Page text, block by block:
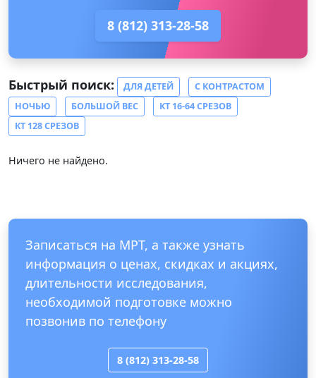
8 (812) 313-28-58
Быстрый поиск: ДЛЯ ДЕТЕЙ
С КОНТРАСТОМ
НОЧЬЮ
БОЛЬШОЙ ВЕС
КТ 16-64 СРЕЗОВ
КТ 128 СРЕЗОВ
Ничего не найдено.
Записаться на МРТ, а также узнать
информация о ценах, скидках и акциях,
длительности исследования,
необходимой подготовке можно
позвонив по телефону
8 (812) 313-28-58